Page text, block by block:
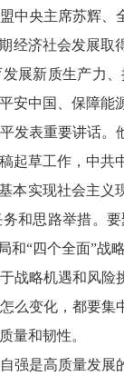
中央主席苏辉
经济社会发展
展新质生产力
安中国、保障
发表重要讲话
起草工作，中
本实现社会主
和思路举措。
和“四个全面”
战略机遇和风
么变化，都要
量和韧性。
强是高质量发